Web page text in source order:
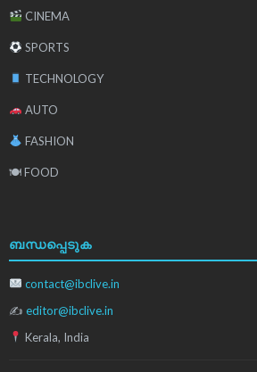
CINEMA
SPORTS
TECHNOLOGY
AUTO
FASHION
🍽 FOOD
ബന്ധപ്പെടുക
contact@ibclive.in
✍ editor@ibclive.in
Kerala, India